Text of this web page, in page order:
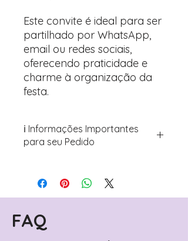
Este convite é ideal para ser
partilhado por WhatsApp,
email ou redes sociais,
oferecendo praticidade e
charme à organização da
festa.
ℹ️ Informações Importantes
para seu Pedido
Avance para a página de checkout
(próximo passo após o carrinho)
Encontre o campo de "Notas do
Pedido"
Adicione ali todos os detalhes de
FAQ